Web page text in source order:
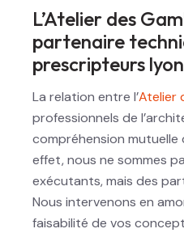
L’Atelier des
partenaire
prescripteurs
La relation entre l’Atelier
professionnels de
compréhension mutuelle
effet, nous ne sommes
exécutants, mais des
Nous intervenons en
faisabilité de vos